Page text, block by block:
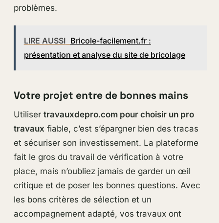
problèmes.
LIRE AUSSI Bricole-facilement.fr :
présentation et analyse du site de bricolage
Votre projet entre de bonnes mains
Utiliser travauxdepro.com pour choisir un pro
travaux fiable, c’est s’épargner bien des tracas
et sécuriser son investissement. La plateforme
fait le gros du travail de vérification à votre
place, mais n’oubliez jamais de garder un œil
critique et de poser les bonnes questions. Avec
les bons critères de sélection et un
accompagnement adapté, vos travaux ont